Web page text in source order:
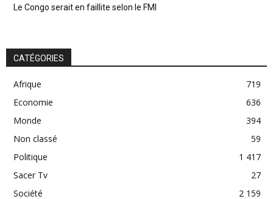
Le Congo serait en faillite selon le FMI
CATÉGORIES
Afrique
719
Economie
636
Monde
394
Non classé
59
Politique
1 417
Sacer Tv
27
Société
2 159